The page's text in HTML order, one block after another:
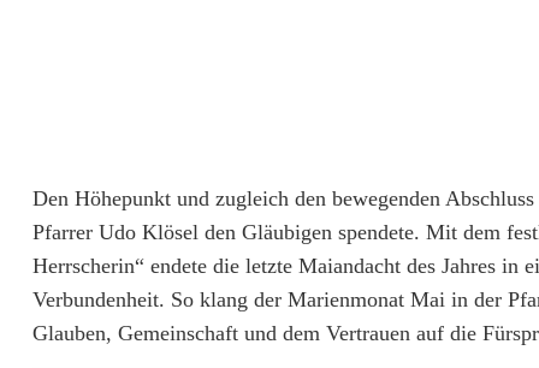
Den Höhepunkt und zugleich den bewegenden
Pfarrer Udo Klösel den Gläubigen spendete. Mit dem
Herrscherin“ endete die letzte Maiandacht des Jahres
Verbundenheit. So klang der Marienmonat Mai in der
Glauben, Gemeinschaft und dem Vertrauen auf die